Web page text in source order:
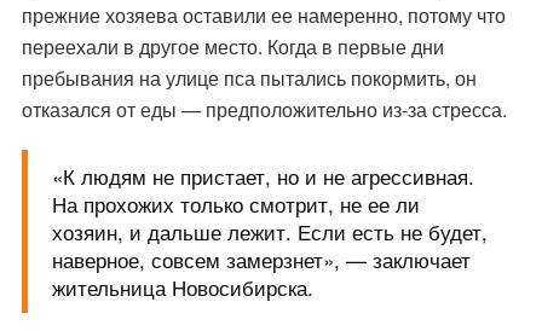
прежние хозяева оставили ее намеренно, потому что
переехали в другое место. Когда в первые дни
пребывания на улице пса пытались покормить, он
отказался от еды — предположительно из-за стресса.
«К людям не пристает, но и не агрессивная.
На прохожих только смотрит, не ее ли
хозяин, и дальше лежит. Если есть не будет,
наверное, совсем замерзнет», — заключает
жительница Новосибирска.